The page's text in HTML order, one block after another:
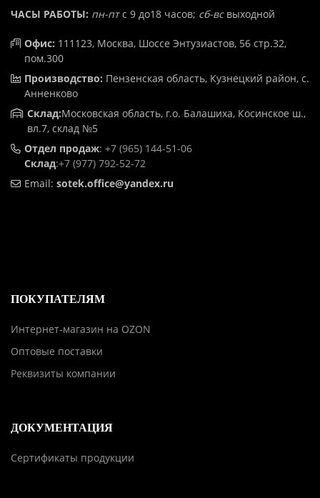
ЧАСЫ РАБОТЫ: пн-птс 9 до18 часов; сб-всвыходной
Офис: 111123, Москва, Шоссе Энтузиастов, 56 стр.32,
пом.300
Производство: Пензенская область, Кузнецкий район, с.
Анненково
Склад:Московская область, г.о. Балашиха, Косинское ш.,
вл.7, склад №5
Отдел продаж: +7 (965) 144-51-06
Склад:+7 (977) 792-52-72
Email: sotek.office@yandex.ru
ПОКУПАТЕЛЯМ
Интернет-магазин на OZON
Оптовые поставки
Реквизиты компании
ДОКУМЕНТАЦИЯ
Сертификаты продукции